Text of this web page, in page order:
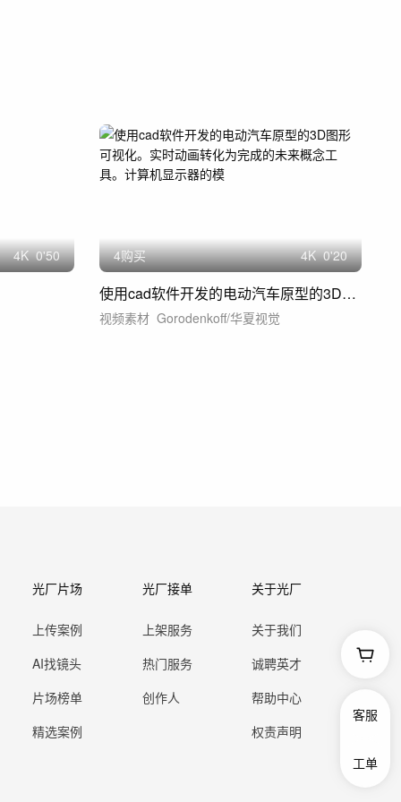
4K 0'50 4购买 4K 0'20
使用cad软件开发的电动汽车原型的3D图形可视化。实时动画转化为完成的未来概念工具。计算机显示器的模
视频素材 Gorodenkoff/华夏视觉
光厂片场
上传案例
AI找镜头
片场榜单
精选案例
光厂接单
上架服务
热门服务
创作人
关于光厂
关于我们
诚聘英才
帮助中心
权责声明
客服
工单